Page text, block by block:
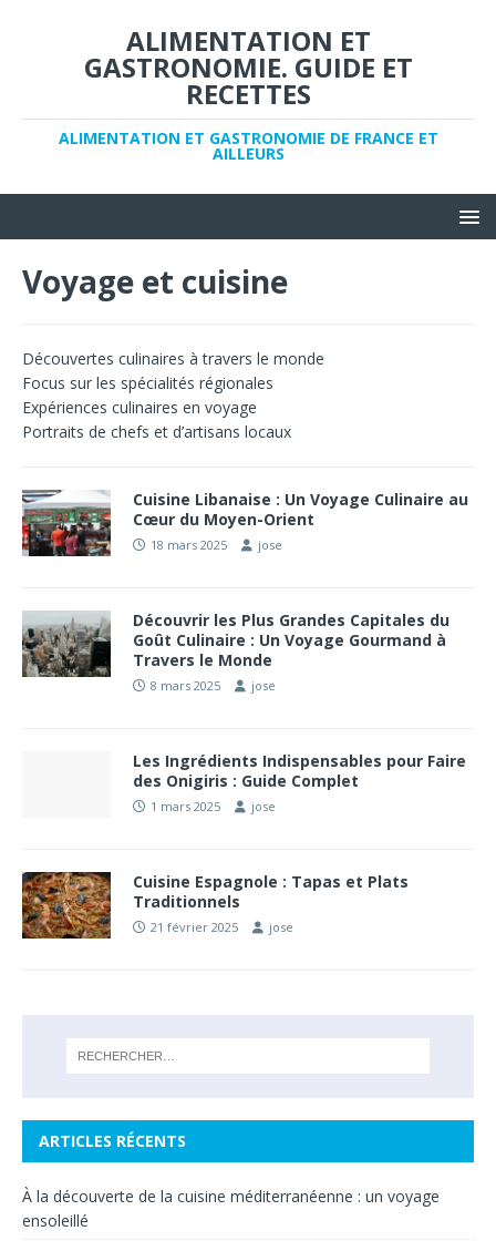
ALIMENTATION ET
GASTRONOMIE. GUIDE ET
RECETTES
ALIMENTATION ET GASTRONOMIE DE FRANCE ET
AILLEURS
Voyage et cuisine
Découvertes culinaires à travers le monde
Focus sur les spécialités régionales
Expériences culinaires en voyage
Portraits de chefs et d’artisans locaux
Cuisine Libanaise : Un Voyage Culinaire au
Cœur du Moyen-Orient
18 mars 2025 jose
Découvrir les Plus Grandes Capitales du
Goût Culinaire : Un Voyage Gourmand à
Travers le Monde
8 mars 2025 jose
Les Ingrédients Indispensables pour Faire
des Onigiris : Guide Complet
1 mars 2025 jose
Cuisine Espagnole : Tapas et Plats
Traditionnels
21 février 2025 jose
ARTICLES RÉCENTS
À la découverte de la cuisine méditerranéenne : un voyage
ensoleillé